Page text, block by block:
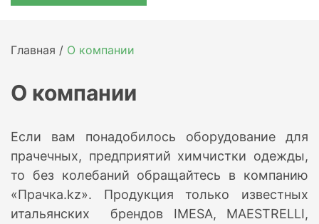
Главная / О компании
О компании
Если вам понадобилось оборудование для
прачечных, предприятий химчистки одежды,
то без колебаний обращайтесь в компанию
«Прачка.kz». Продукция только известных
итальянских брендов IMESA, MAESTRELLI,